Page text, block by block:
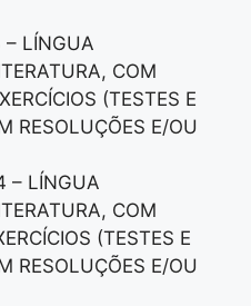
– LÍNGUA
COM
(TESTES E
RESOLUÇÕES E/OU
– LÍNGUA
COM
(TESTES E
RESOLUÇÕES E/OU